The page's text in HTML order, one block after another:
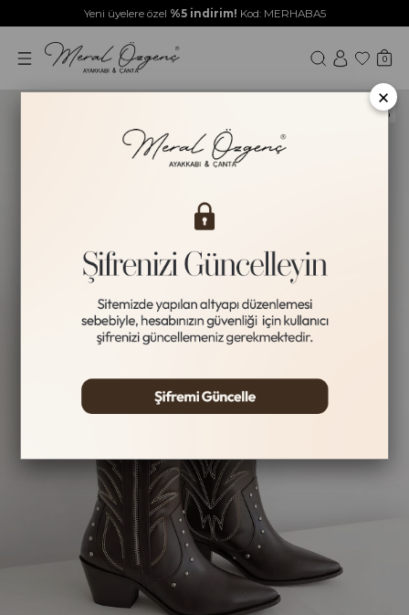
Yeni üyelere özel %5 indirim! Kod: MERHABA5
0
Yeni Ürün
×